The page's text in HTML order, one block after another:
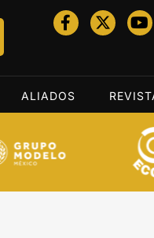
ALIADOS